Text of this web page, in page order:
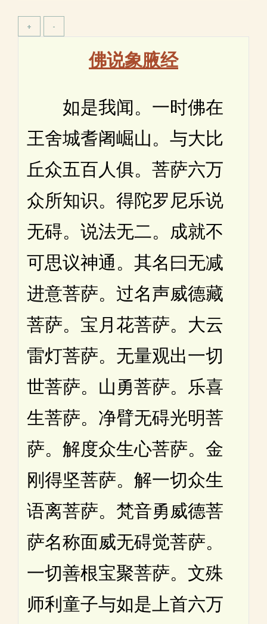
佛说象腋经
如是我闻。一时佛在
王舍城耆阇崛山。与大比
丘众五百人俱。菩萨六万
众所知识。得陀罗尼乐说
无碍。说法无二。成就不
可思议神通。其名曰无减
进意菩萨。过名声威德藏
菩萨。宝月花菩萨。大云
雷灯菩萨。无量观出一切
世菩萨。山勇菩萨。乐喜
生菩萨。净臂无碍光明菩
萨。解度众生心菩萨。金
刚得坚菩萨。解一切众生
语离菩萨。梵音勇威德菩
萨名称面威无碍觉菩萨。
一切善根宝聚菩萨。文殊
师利童子与如是上首六万